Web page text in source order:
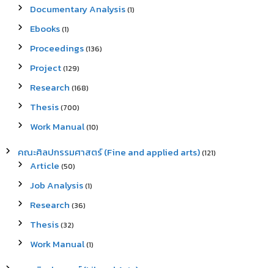
Documentary Analysis(1)
Ebooks(1)
Proceedings(136)
Project(129)
Research (168)
Thesis(700)
Work Manual(10)
คณะศิลปกรรมศาสตร์ (Fine and applied arts)(121)
Article (50)
Job Analysis(1)
Research (36)
Thesis(32)
Work Manual(1)